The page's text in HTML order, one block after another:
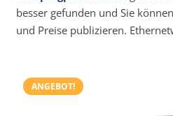
besser gefunden und Sie
und Preise publizieren.
ANGEBOT!